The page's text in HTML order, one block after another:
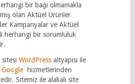
bir bağı olmamakla
olan Aktüel Ürünler
Kampanyalar ve Aktüel
herhangi bir sorumluluk
sitesi WordPressaltyapısı ile
Googlehizmetlerinden
Sitemiz ile alakalı site